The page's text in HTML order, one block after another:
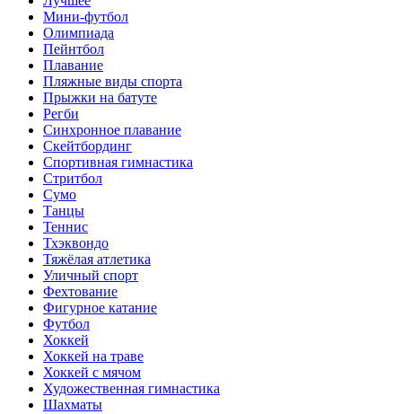
Мини-футбол
Олимпиада
Пейнтбол
Плавание
Пляжные виды спорта
Прыжки на батуте
Регби
Синхронное плавание
Скейтбординг
Спортивная гимнастика
Стритбол
Сумо
Танцы
Теннис
Тхэквондо
Тяжёлая атлетика
Уличный спорт
Фехтование
Фигурное катание
Футбол
Хоккей
Хоккей на траве
Хоккей с мячом
Художественная гимнастика
Шахматы